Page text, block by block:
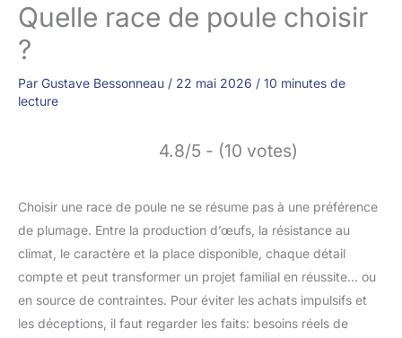
Quelle race de poule choisir
?
Par Gustave Bessonneau / 22 mai 2026 / 10 minutes de
lecture
4.8/5 - (10 votes)
Choisir une race de poule ne se résume pas à une préférence
de plumage. Entre la production d’œufs, la résistance au
climat, le caractère et la place disponible, chaque détail
compte et peut transformer un projet familial en réussite… ou
en source de contraintes. Pour éviter les achats impulsifs et
les déceptions, il faut regarder les faits: besoins réels de